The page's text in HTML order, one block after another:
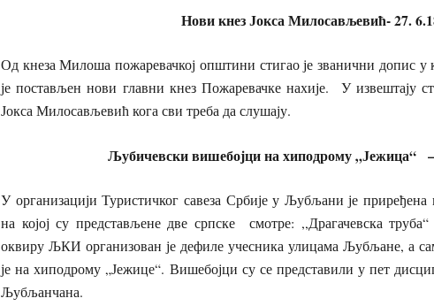
Нови кнез Јокса Милосављевић-27.
Од кнеза Милоша пожаревачкој општини стигао је званични допис у
је постављен нови главни кнез Пожаревачке нахије. У извештају
Јокса Милосављевић кога сви треба да слушају.
Љубичевски вишебојци на хиподрому „Јежица“ –
У организацији Туристичког савеза Србије у Љубљани је приређена
на којој су представљене две српске смотре: ,,Драгачевска
оквиру ЉКИ организован је дефиле учесника улицама Љубљане, а
је на хиподрому „Јежице“. Вишебојци су се представили у пет
Љубљанчана.